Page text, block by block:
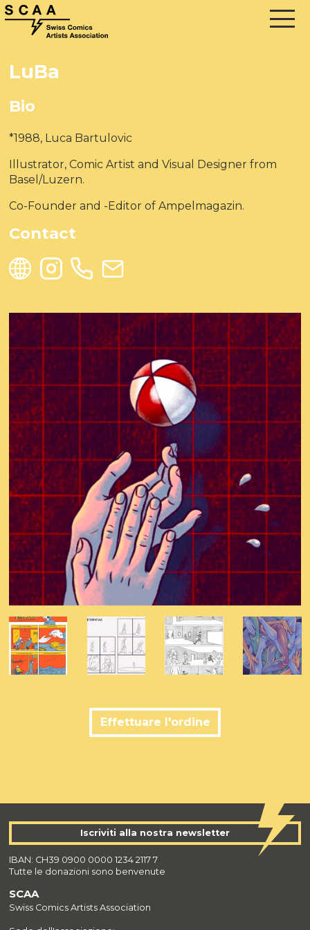
LuBa
Bio
*1988, Luca Bartulovic
Illustrator, Comic Artist and Visual Designer from
Basel/Luzern.
Co-Founder and -Editor of Ampelmagazin.
Contact
Effettuare l'ordine
SCAA
Swiss Comics Artists Association
Iscriviti alla nostra newsletter
IBAN: CH39 0900 0000 1234 2117 7
Tutte le donazioni sono benvenute